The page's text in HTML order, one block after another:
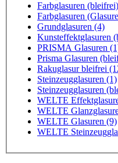
Farbglasuren
Farbglasuren
Grundglasuren (4)
Kunsteffektglasuren
PRISMA Glasuren
Prisma Glasuren
Rakuglasur bleifrei
Steinzeugglasuren (1)
Steinzeugglasuren
WELTE
WELTE
WELTE Glasuren (9)
WELTE